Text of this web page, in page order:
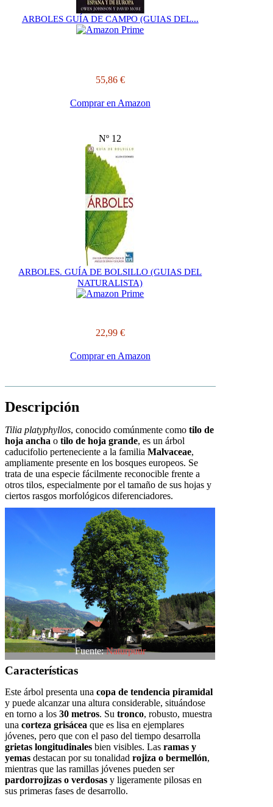
ARBOLES GUÍA DE CAMPO (GUIAS DEL...
55,86 €
Comprar en Amazon
Nº 12
ARBOLES. GUÍA DE BOLSILLO (GUIAS DEL
NATURALISTA)
22,99 €
Comprar en Amazon
Descripción
Tilia platyphyllos, conocido comúnmente como tilo de
hoja ancha o tilo de hoja grande, es un árbol
caducifolio perteneciente a la familia Malvaceae,
ampliamente presente en los bosques europeos. Se
trata de una especie fácilmente reconocible frente a
otros tilos, especialmente por el tamaño de sus hojas y
ciertos rasgos morfológicos diferenciadores.
Fuente:Naturpuur
Características
Este árbol presenta una copa de tendencia piramidal
y puede alcanzar una altura considerable, situándose
en torno a los 30 metros. Su tronco, robusto, muestra
una corteza grisácea que es lisa en ejemplares
jóvenes, pero que con el paso del tiempo desarrolla
grietas longitudinales bien visibles. Las ramas y
yemas destacan por su tonalidad rojiza o bermellón,
mientras que las ramillas jóvenes pueden ser
pardorrojizas o verdosas y ligeramente pilosas en
sus primeras fases de desarrollo.